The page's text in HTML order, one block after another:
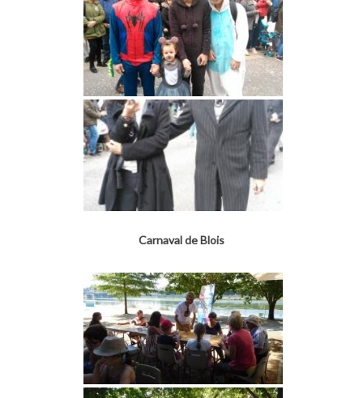
Carnaval de Blois